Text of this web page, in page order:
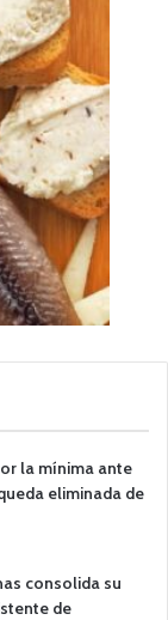
la mínima ante
eliminada de
consolida su
de